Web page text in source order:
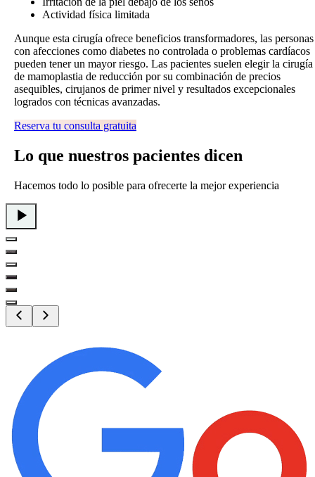
Actividad física limitada
Aunque esta cirugía ofrece beneficios transformadores, las personas
con afecciones como diabetes no controlada o problemas cardíacos
pueden tener un mayor riesgo. Las pacientes suelen elegir la cirugía
de mamoplastia de reducción por su combinación de precios
asequibles, cirujanos de primer nivel y resultados excepcionales
logrados con técnicas avanzadas.
Reserva tu consulta gratuita
Lo que nuestros pacientes dicen
Hacemos todo lo posible para ofrecerte la mejor experiencia